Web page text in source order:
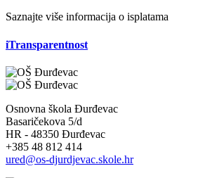
Saznajte više informacija o isplatama
iTransparentnost
Osnovna škola Đurđevac
Basaričekova 5/d
HR - 48350 Đurđevac
+385 48 812 414
ured@os-djurdjevac.skole.hr